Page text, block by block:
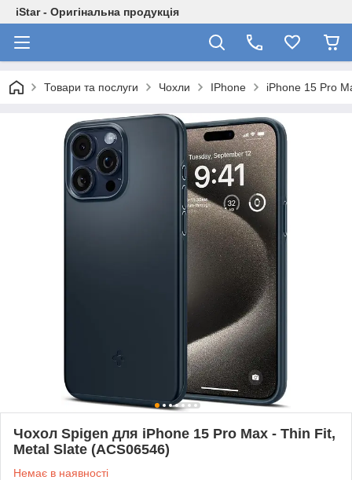
iStar - Оригінальна продукція
Товари та послуги Чохли IPhone iPhone 15 Pro
Чохол Spigen для iPhone 15 Pro Max - Thin Fit,
Metal Slate (ACS06546)
Немає в наявності